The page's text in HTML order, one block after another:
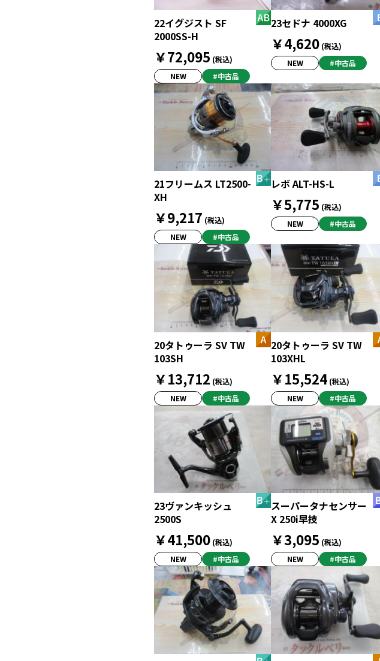
22イグジスト SF
2000SS-H
￥72,095 (税込)
NEW
#中古品
23セドナ 4000XG
￥4,620 (税込)
NEW
#中古品
21フリームス LT2500-
XH
￥9,217 (税込)
NEW
#中古品
レボ ALT-HS-L
￥5,775 (税込)
NEW
#中古品
20タトゥーラ SV TW
103SH
￥13,712 (税込)
NEW
#中古品
20タトゥーラ SV TW
103XHL
￥15,524 (税込)
NEW
#中古品
23ヴァンキッシュ
2500S
￥41,500 (税込)
NEW
#中古品
スーパータナセンサー
X 250i早技
￥3,095 (税込)
NEW
#中古品